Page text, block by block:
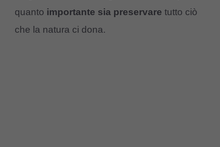
quanto importante sia preservare tutto ciò
che la natura ci dona.